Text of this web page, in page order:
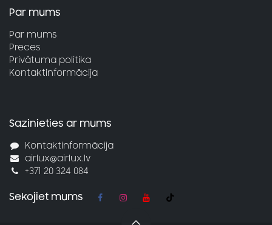
Par mums
Par mums
Preces
Privātuma politika
Kontaktinformācija
Sazinieties ar mums
Kontaktinformācija
airlux@airlux.lv
+371 20 324 084
Sekojiet mums